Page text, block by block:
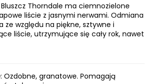
Bluszcz Thorndale ma ciemnozielone
liście z jasnymi nerwami. Odmiana
ze względu na piękne, sztywne i
liście, utrzymujące się cały rok, nawet
: Ozdobne, granatowe. Pomagają